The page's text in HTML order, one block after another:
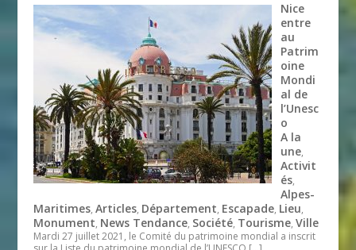
Nice
entre
au
Patrim
oine
Mondi
al de
l’Unesc
o
A la
une,
Activit
és,
Alpes-
Maritimes,Articles, Département, Escapade, Lieu,
Monument, News Tendance, Société, Tourisme,Ville
Mardi 27 juillet 2021, le Comité du patrimoine mondial a inscrit